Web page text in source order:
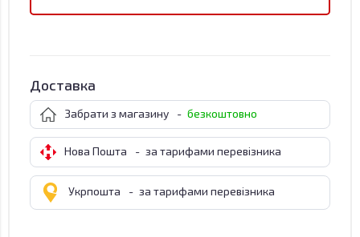
Доставка
Забрати з магазину - безкоштовно
Нова Пошта - за тарифами перевізника
Укрпошта - за тарифами перевізника